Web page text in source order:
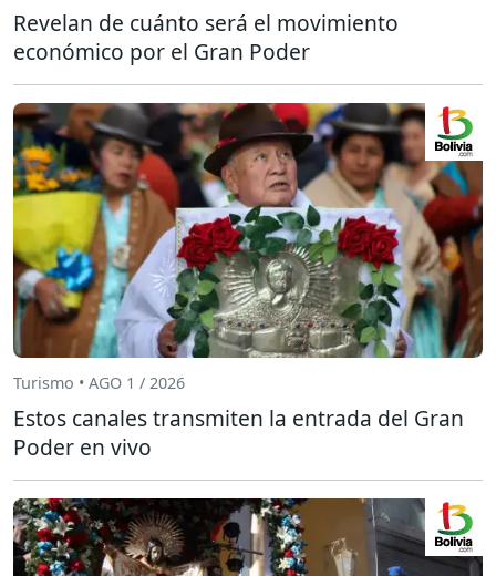
Revelan de cuánto será el movimiento
económico por el Gran Poder
Turismo • AGO 1 / 2026
Estos canales transmiten la entrada del Gran
Poder en vivo